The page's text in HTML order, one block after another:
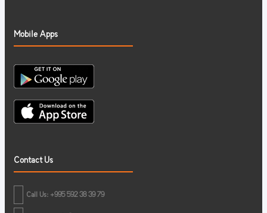
Mobile Apps
Contact Us
Call Us: +995 592 38 39 79